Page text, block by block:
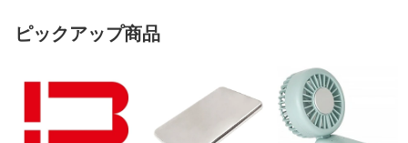
ピックアップ商品